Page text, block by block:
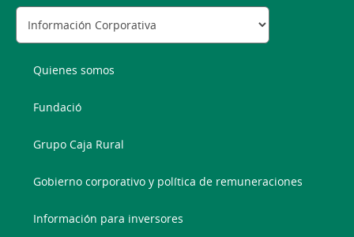
Quienes somos
Fundació
Grupo Caja Rural
Gobierno corporativo y política de remuneraciones
Información para inversores